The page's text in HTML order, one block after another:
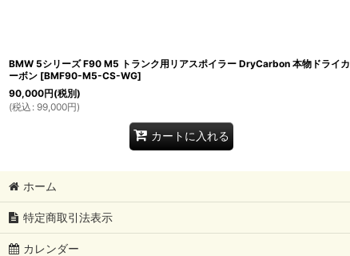
BMW 5シリーズ F90 M5 トランク用リアスポイラー DryCarbon 本物ドライカ
ーボン [BMF90-M5-CS-WG]
90,000円(税別)
(税込 : 99,000円)
カートに入れる
ホーム
特定商取引法表示
カレンダー